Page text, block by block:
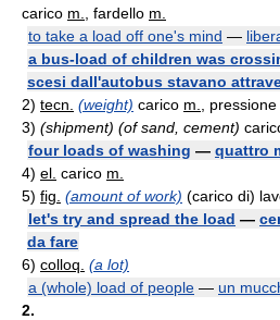
carico m. , fardello m.
to take a load off one's mind —
a bus-load of children was
scesi dall'autobus stavano
2) tecn. (weight) carico m. , pressione
3) (shipment) (of sand, cement)
four loads of washing — quattro
4) el. carico m.
5) fig. (amount of work) (carico di)
let's try and spread the load —
da fare
6) colloq. (a lot)
a (whole) load of people — un
2.